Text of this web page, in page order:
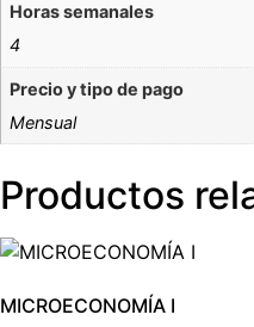
Horas semanales
4
Precio y tipo de pago
Mensual
Productos
MICROECONOMÍA I